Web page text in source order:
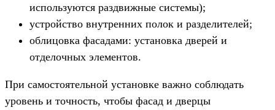
используются раздвижные системы);
устройство внутренних полок и разделителей;
облицовка фасадами: установка дверей и
отделочных элементов.
При самостоятельной установке важно соблюдать
уровень и точность, чтобы фасад и дверцы